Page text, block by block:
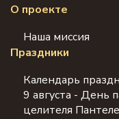
О проекте
Наша миссия
Праздники
Календарь
9 августа - День
целителя